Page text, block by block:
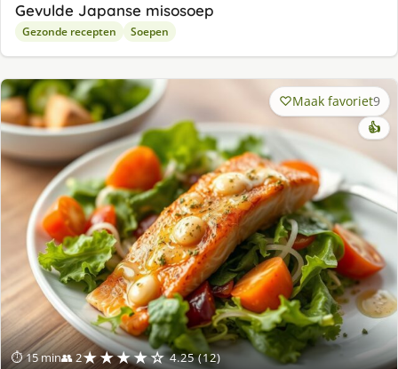
Gevulde Japanse misosoep
Gezonde recepten Soepen
⏱ 15 min👥 2★★★★☆ 4.25 (12)
Maak favoriet9
👍